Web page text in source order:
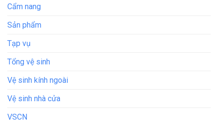
Cẩm nang
Sản phẩm
Tạp vụ
Tổng vệ sinh
Vệ sinh kính ngoài
Vệ sinh nhà cửa
VSCN